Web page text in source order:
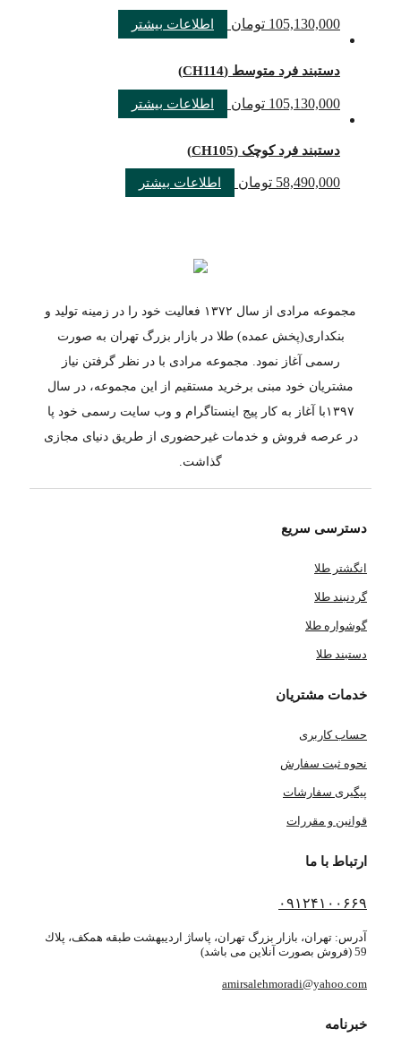
105,130,000 تومان اطلاعات بیشتر
دستبند فرد متوسط (CH114)
105,130,000 تومان اطلاعات بیشتر
دستبند فرد کوچک (CH105)
58,490,000 تومان اطلاعات بیشتر
مجموعه مرادی از سال ۱۳۷۲ فعالیت خود را در زمینه تولید و
بنکداری(پخش عمده) طلا در بازار بزرگ تهران به صورت
رسمی آغاز نمود. مجموعه مرادی با در نظر گرفتن نیاز
مشتریان خود مبنی برخرید مستقیم از این مجموعه، در سال
۱۳۹۷با آغاز به کار پیج اینستاگرام و وب سایت رسمی خود پا
در عرصه فروش و خدمات غیرحضوری از طریق دنیای مجازی
گذاشت.
دسترسی سریع
انگشتر طلا
گردنبند طلا
گوشواره طلا
دستبند طلا
خدمات مشتریان
حساب کاربری
نحوه ثبت سفارش
پیگیری سفارشات
قوانین و مقررات
ارتباط با ما
۰۹۱۲۴۱۰۰۶۶۹
آدرس: تهران، بازار بزرگ تهران، پاساژ ارديبهشت طبقه همكف، پلاك
59 (فروش بصورت آنلاین می باشد)
amirsalehmoradi@yahoo.com
خبرنامه